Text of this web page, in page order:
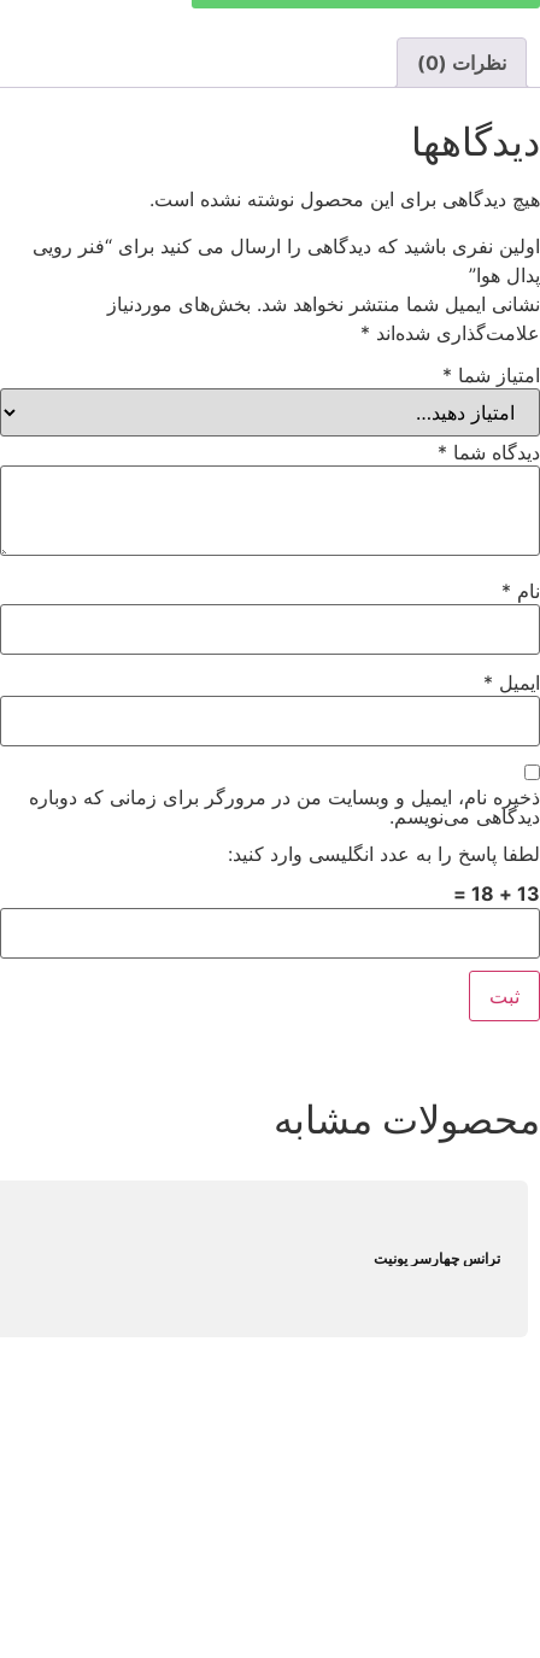
نظرات (0)
دیدگاهها
هیچ دیدگاهی برای این محصول نوشته نشده است.
اولین نفری باشید که دیدگاهی را ارسال می کنید برای “فنر رویی
پدال هوا”
نشانی ایمیل شما منتشر نخواهد شد. بخش‌های موردنیاز
علامت‌گذاری شده‌اند *
امتیاز شما *
دیدگاه شما *
نام *
ایمیل *
ذخیره نام، ایمیل و وبسایت من در مرورگر برای زمانی که دوباره
دیدگاهی می‌نویسم.
لطفا پاسخ را به عدد انگلیسی وارد کنید:
13 + 18 =
محصولات مشابه
ترانس چهارسر یونیت